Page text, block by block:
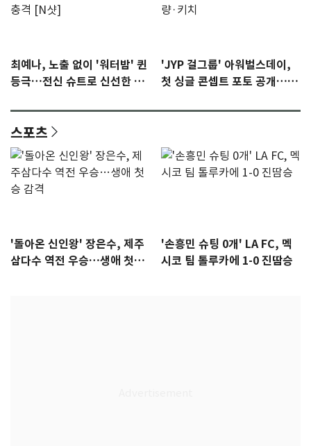
최예나, 노출 없이 '워터밤' 퀸
등극…전신 슈트로 신선한 충
'JYP 걸그룹' 아워벌스데이,
첫 싱글 콘셉트 포토 공개…청
스포츠
'돌아온 신인왕' 장은수, 제주
삼다수 역전 우승…생애 첫승
'손흥민 슈팅 0개' LA FC, 멕
시코 팀 톨루카에 1-0 진땀승